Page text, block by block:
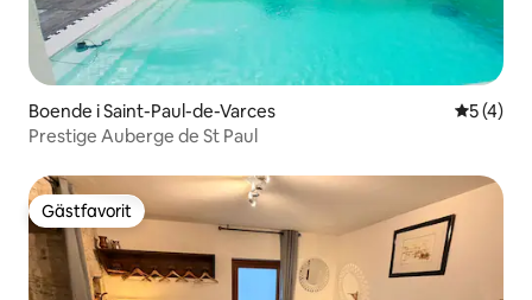
Boende i Saint-Paul-de-Varces 5 av 5 i
5 (4)
Prestige Auberge de St Paul
Gästfavorit
Gästfavorit